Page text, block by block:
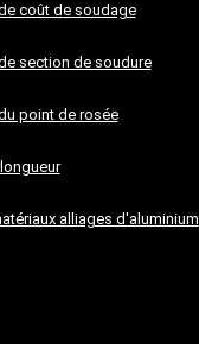
coût de soudage
section de soudure
point de rosée
alliages d'aluminium